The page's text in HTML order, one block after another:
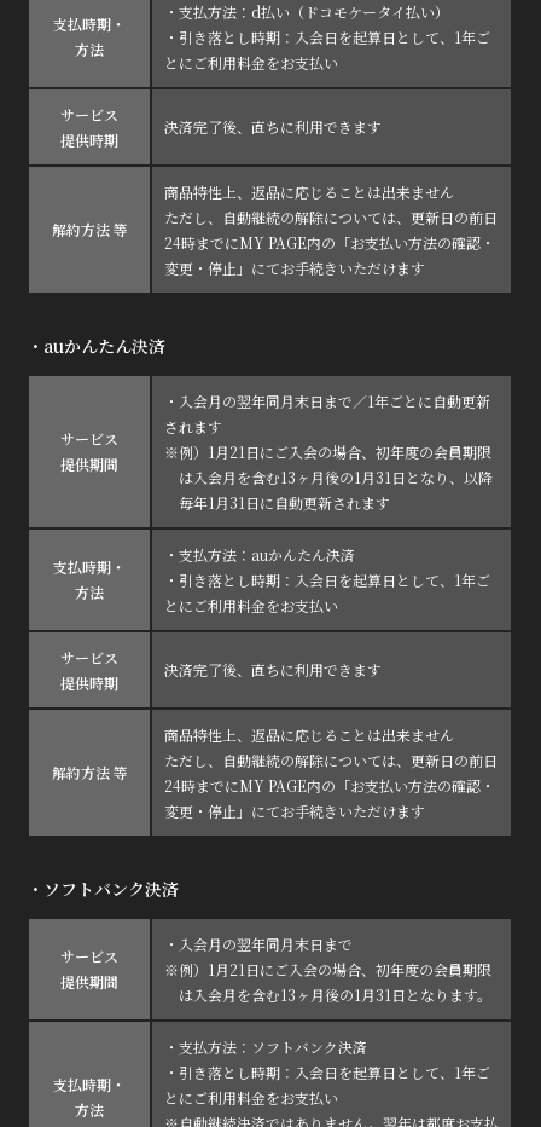
True&Lip
ファンクラブ
支払時期・
方法
・支払方法：d払い（ドコモケータイ払い）
・引き落とし時期：入会日を起算日として、1年ご
とにご利用料金をお支払い
サービス
提供時期
決済完了後、直ちに利用できます
解約方法 等
商品特性上、返品に応じることは出来ません
ただし、自動継続の解除については、更新日の前日
24時までにMY PAGE内の「お支払い方法の確認・
変更・停止」にてお手続きいただけます
・auかんたん決済
サービス
提供期間
・入会月の翌年同月末日まで／1年ごとに自動更新
されます
※例）1月21日にご入会の場合、初年度の会員期限
は入会月を含む13ヶ月後の1月31日となり、以降
毎年1月31日に自動更新されます
支払時期・
方法
・支払方法：auかんたん決済
・引き落とし時期：入会日を起算日として、1年ご
とにご利用料金をお支払い
サービス
提供時期
決済完了後、直ちに利用できます
解約方法 等
商品特性上、返品に応じることは出来ません
ただし、自動継続の解除については、更新日の前日
24時までにMY PAGE内の「お支払い方法の確認・
変更・停止」にてお手続きいただけます
・ソフトバンク決済
サービス
提供期間
・入会月の翌年同月末日まで
※例）1月21日にご入会の場合、初年度の会員期限
は入会月を含む13ヶ月後の1月31日となります。
支払時期・
方法
・支払方法：ソフトバンク決済
・引き落とし時期：入会日を起算日として、1年ご
とにご利用料金をお支払い
※自動継続決済ではありません。翌年は都度お支払